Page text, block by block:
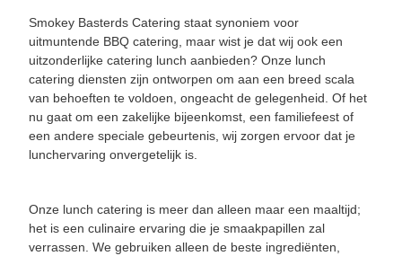
Smokey Basterds Catering staat synoniem voor
uitmuntende BBQ catering, maar wist je dat wij ook een
uitzonderlijke catering lunch aanbieden? Onze lunch
catering diensten zijn ontworpen om aan een breed scala
van behoeften te voldoen, ongeacht de gelegenheid. Of het
nu gaat om een zakelijke bijeenkomst, een familiefeest of
een andere speciale gebeurtenis, wij zorgen ervoor dat je
lunchervaring onvergetelijk is.
Onze lunch catering is meer dan alleen maar een maaltijd;
het is een culinaire ervaring die je smaakpapillen zal
verrassen. We gebruiken alleen de beste ingrediënten,